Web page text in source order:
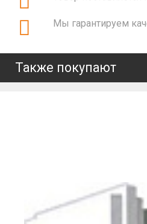
Мы гарантируем
Также покупают